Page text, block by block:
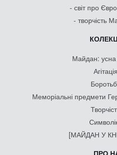
- світ про
- творчість
Майдан: усна
Агітація
Меморіальні предмети
[МАЙДАН У
ПРО